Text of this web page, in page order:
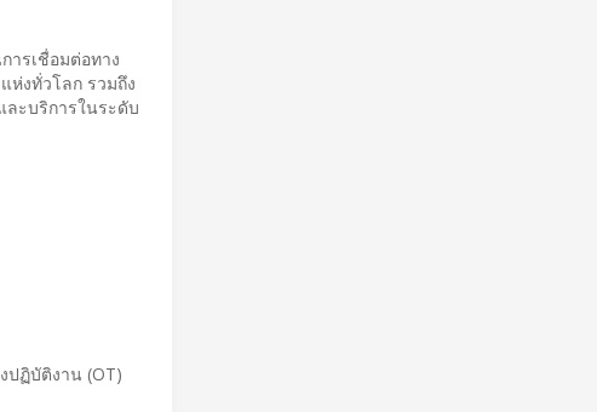
ารเชื่อมต่อทาง
ห่งทั่วโลก รวมถึง
ะบริการในระดับ
ปฏิบัติงาน (OT)